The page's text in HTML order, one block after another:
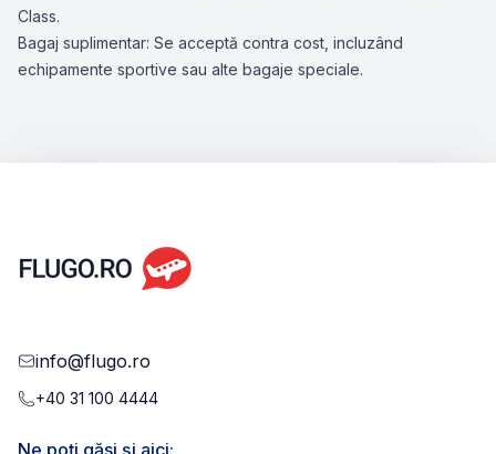
Class.
Bagaj suplimentar: Se acceptă contra cost, incluzând
echipamente sportive sau alte bagaje speciale.
info@flugo.ro
+40 31 100 4444
Ne poți găsi și aici: